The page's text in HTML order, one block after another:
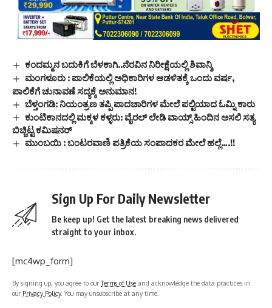
ಕಂದಮ್ಮನ ಬದುಕಿಗೆ ಬೆಳಕಾಗಿ..ನೆರವಿನ ನಿರೀಕ್ಷೆಯಲ್ಲಿ ಶಿವಾನ್ಶಿ
ಮಂಗಳೂರು : ಪಾಲಿಕೆಯಲ್ಲಿ ಅಧಿಕಾರಿಗಳ ಆಡಳಿತಕ್ಕೆ ಒಂದು ವರ್ಷ,
ಪಾಲಿಕೆಗೆ ಚುನಾವಣೆ ಸದ್ಯಕ್ಕೆ ಅನುಮಾನ!
ಬೆಳ್ತಂಗಡಿ: ನಿಯಂತ್ರಣ ತಪ್ಪಿ ಪಾದಚಾರಿಗಳ ಮೇಲೆ ಪಲ್ಟಿಯಾದ ಓಮ್ನಿ ಕಾರು
ಕುಂಟಿಕಾನದಲ್ಲಿ ಮಕ್ಕಳ ಕಳ್ಳರು: ವೈರಲ್ ಲೇಡಿ ವಾಯ್ಸ್ ಹಿಂದಿನ ಅಸಲಿ ಸತ್ಯ
ಬಿಚ್ಚಿಟ್ಟ ಕಮಿಷನ‌ರ್
ಮುಂಬಯಿ : ಬಂಟರವಾಣಿ ಪತ್ರಿಕೆಯ ಸಂಪಾದಕರ ಮೇಲೆ ಹಲ್ಲೆ….!!
Sign Up For Daily Newsletter
Be keep up! Get the latest breaking news delivered
straight to your inbox.
[mc4wp_form]
By signing up, you agree to ourTerms of Use and acknowledge the data practices in
our Privacy Policy. You may unsubscribe at any time.